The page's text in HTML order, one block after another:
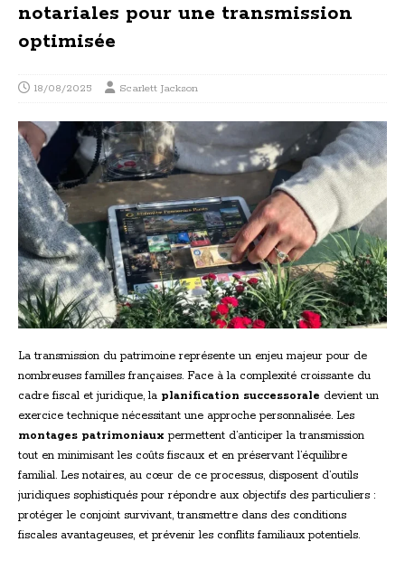
notariales pour une transmission
optimisée
18/08/2025 Scarlett Jackson
La transmission du patrimoine représente un enjeu majeur pour de
nombreuses familles françaises. Face à la complexité croissante du
cadre fiscal et juridique, la planification successorale devient un
exercice technique nécessitant une approche personnalisée. Les
montages patrimoniaux permettent d’anticiper la transmission
tout en minimisant les coûts fiscaux et en préservant l’équilibre
familial. Les notaires, au cœur de ce processus, disposent d’outils
juridiques sophistiqués pour répondre aux objectifs des particuliers :
protéger le conjoint survivant, transmettre dans des conditions
fiscales avantageuses, et prévenir les conflits familiaux potentiels.